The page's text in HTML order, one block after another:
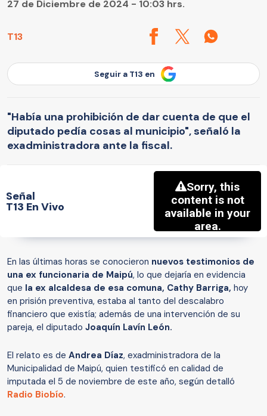
T13
27 de Diciembre de 2024 - 10:03 hrs.
Seguir a T13 en
"Había una prohibición de dar cuenta de que el
diputado pedía cosas al municipio", señaló la
exadministradora ante la fiscal.
Señal
T13 En Vivo
En las últimas horas se conocieron nuevos testimonios de
una ex funcionaria de Maipú, lo que dejaría en evidencia
que la ex alcaldesa de esa comuna, Cathy Barriga, hoy
en prisión preventiva, estaba al tanto del descalabro
financiero que existía; además de una intervención de su
pareja, el diputado Joaquín Lavín León.
El relato es de Andrea Díaz, exadministradora de la
Municipalidad de Maipú, quien testificó en calidad de
imputada el 5 de noviembre de este año, según detalló
Radio Biobío.